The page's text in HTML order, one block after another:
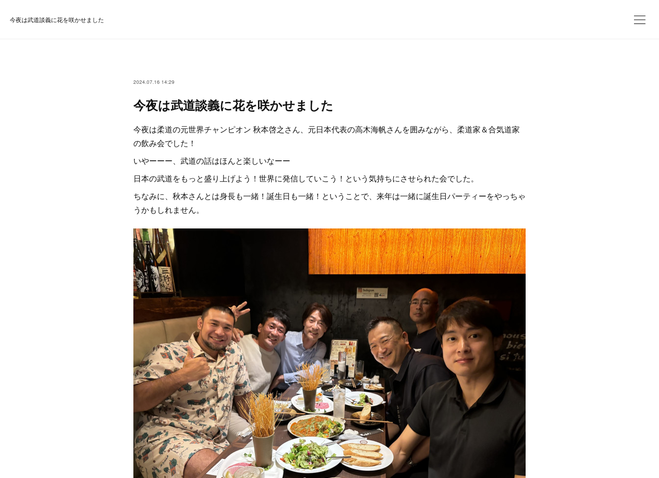
今夜は武道談義に花を咲かせました
2024.07.16 14:29
今夜は武道談義に花を咲かせました
今夜は柔道の元世界チャンピオン 秋本啓之さん、元日本代表の高木海帆さんを囲みながら、柔道家＆合気道家
の飲み会でした！
いやーーー、武道の話はほんと楽しいなーー
日本の武道をもっと盛り上げよう！世界に発信していこう！という気持ちにさせられた会でした。
ちなみに、秋本さんとは身長も一緒！誕生日も一緒！ということで、来年は一緒に誕生日パーティーをやっちゃ
うかもしれません。